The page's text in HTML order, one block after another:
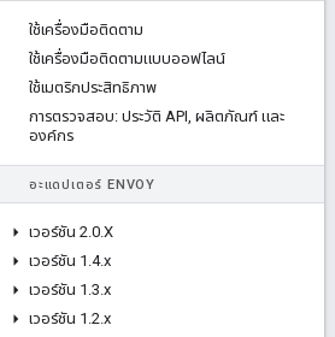
ใช้เครื่องมือติดตาม
ใช้เครื่องมือติดตามแบบออฟไลน์
ใช้เมตริกประสิทธิภาพ
การตรวจสอบ: ประวัติ API, ผลิตภัณฑ์ และ
องค์กร
อะแดปเตอร์ ENVOY
เวอร์ชัน 2.0.X
เวอร์ชัน 1 .4.x
เวอร์ชัน 1 .3.x
เวอร์ชัน 1 .2.x